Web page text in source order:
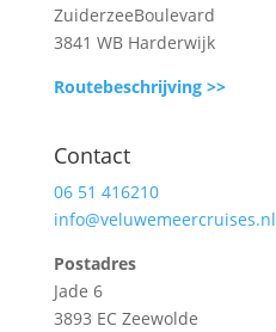
ZuiderzeeBoulevard
3841 WB Harderwijk
Routebeschrijving >>
Contact
06 51 416210
info@veluwemeercruises.nl
Postadres
Jade 6
3893 EC Zeewolde